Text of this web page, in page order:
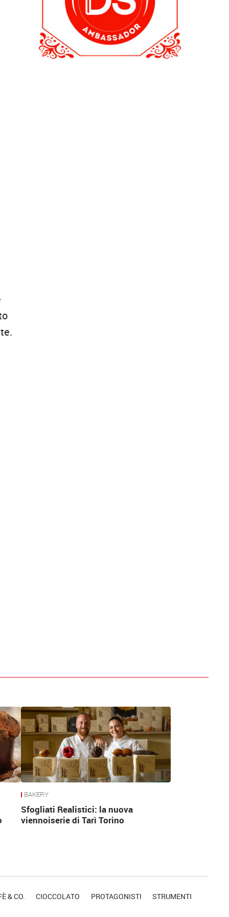
BAKERY
Sfogliati Realistici: la nuova
viennoiserie di Tarì Torino
& CO. CIOCCOLATO PROTAGONISTI STRUMENTI